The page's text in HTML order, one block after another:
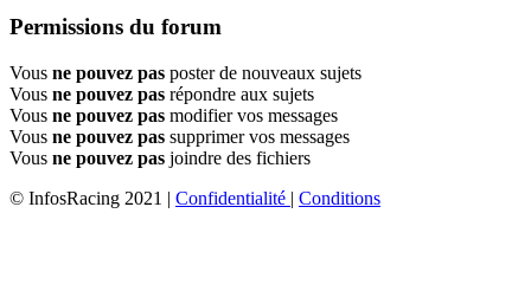
Permissions du forum
Vous ne pouvez pas poster de nouveaux sujets
Vous ne pouvez pas répondre aux sujets
Vous ne pouvez pas modifier vos messages
Vous ne pouvez pas supprimer vos messages
Vous ne pouvez pas joindre des fichiers
© InfosRacing 2021 | Confidentialité | Conditions